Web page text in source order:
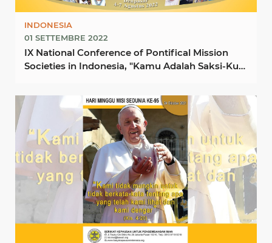
INDONESIA
01 SETTEMBRE 2022
IX National Conference of Pontifical Mission
Societies in Indonesia, "Kamu Adalah Saksi-Ku"